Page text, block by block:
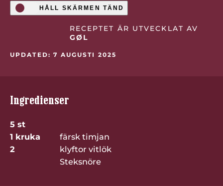
HÅLL SKÄRMEN TÄND
RECEPTET ÄR UTVECKLAT AV
GØL
UPDATED: 7 AUGUSTI 2025
Ingredienser
5 st
1 kruka
färsk timjan
2
klyftor vitlök
Steksnöre